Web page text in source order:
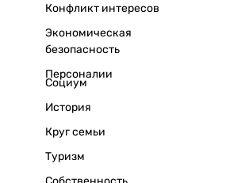
Конфликт интересов
Экономическая
безопасность
Персоналии
Социум
История
Круг семьи
Туризм